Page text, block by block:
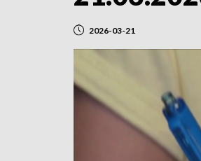
2026-03-21